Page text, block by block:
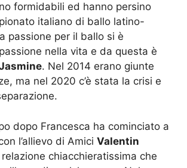
formidabili ed hanno persino
italiano di ballo latino-
passione per il ballo si è
nella vita e da questa è
. Nel 2014 erano giunte
ma nel 2020 c’è stata la crisi e
dopo Francesca ha cominciato a
l’allievo di Amici Valentin
chiacchieratissima che